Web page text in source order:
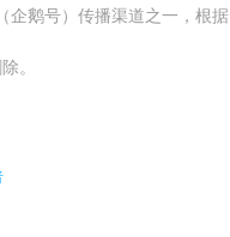
企鹅号）传播渠道之一，根据
。